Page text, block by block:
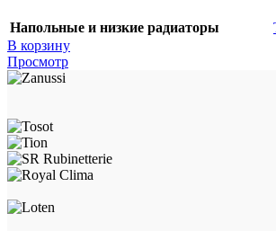
Напольные и низкие радиаторы
В корзину
Просмотр